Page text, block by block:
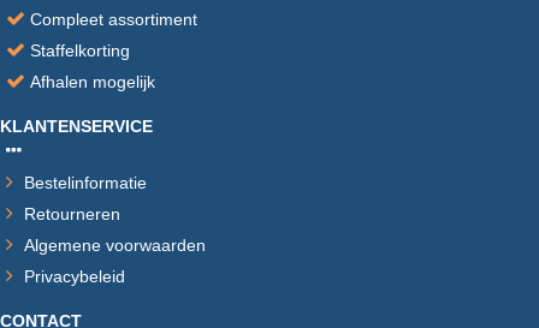
Compleet assortiment
Staffelkorting
Afhalen mogelijk
KLANTENSERVICE
Bestelinformatie
Retourneren
Algemene voorwaarden
Privacybeleid
CONTACT